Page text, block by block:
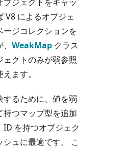
V8 によるオブジェ
ージコレクションを
WeakMap クラス
ェクトのみが弱参照
ます。
するために、値を弱
持つマップ型を追加
ID を持つオブジェク
シュに最適です。 こ